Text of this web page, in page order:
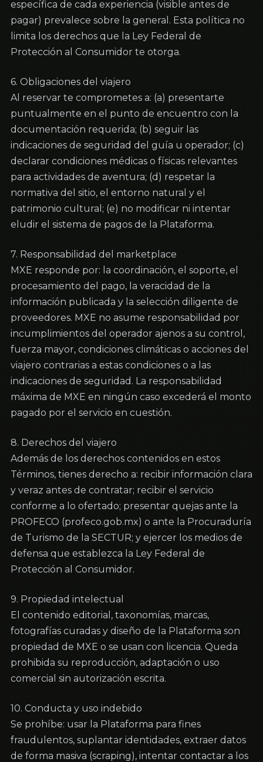
específica de cada experiencia (visible antes de
pagar) prevalece sobre la general. Esta política no
limita los derechos que la Ley Federal de
Protección al Consumidor te otorga.
6. Obligaciones del viajero
Al reservar te comprometes a: (a) presentarte
puntualmente en el punto de encuentro con la
documentación requerida; (b) seguir las
indicaciones de seguridad del guía u operador; (c)
declarar condiciones médicas o físicas relevantes
para actividades de aventura; (d) respetar la
normativa del sitio, el entorno natural y el
patrimonio cultural; (e) no modificar ni intentar
eludir el sistema de pagos de la Plataforma.
7. Responsabilidad del marketplace
MXE responde por: la coordinación, el soporte, el
procesamiento del pago, la veracidad de la
información publicada y la selección diligente de
proveedores. MXE no asume responsabilidad por
incumplimientos del operador ajenos a su control,
fuerza mayor, condiciones climáticas o acciones del
viajero contrarias a estas condiciones o a las
indicaciones de seguridad. La responsabilidad
máxima de MXE en ningún caso excederá el monto
pagado por el servicio en cuestión.
8. Derechos del viajero
Además de los derechos contenidos en estos
Términos, tienes derecho a: recibir información clara
y veraz antes de contratar; recibir el servicio
conforme a lo ofertado; presentar quejas ante la
PROFECO (profeco.gob.mx) o ante la Procuraduría
de Turismo de la SECTUR; y ejercer los medios de
defensa que establezca la Ley Federal de
Protección al Consumidor.
9. Propiedad intelectual
El contenido editorial, taxonomías, marcas,
fotografías curadas y diseño de la Plataforma son
propiedad de MXE o se usan con licencia. Queda
prohibida su reproducción, adaptación o uso
comercial sin autorización escrita.
10. Conducta y uso indebido
Se prohíbe: usar la Plataforma para fines
fraudulentos, suplantar identidades, extraer datos
de forma masiva (scraping), intentar contactar a los